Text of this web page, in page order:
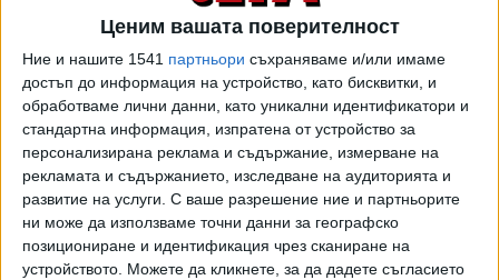
Ценим вашата поверителност
Ние и нашите 1541 партньори съхраняваме и/или имаме
достъп до информация на устройство, като бисквитки, и
обработваме лични данни, като уникални идентификатори и
стандартна информация, изпратена от устройство за
персонализирана реклама и съдържание, измерване на
рекламата и съдържанието, изследване на аудиторията и
развитие на услуги. С ваше разрешение ние и партньорите
ни може да използваме точни данни за географско
позициониране и идентификация чрез сканиране на
устройството. Можете да кликнете, за да дадете съгласието
така може да имаме икономически, социални и
екологични резултати". Това коментира Милена
Драгийска, изп. директор на Lidl България, давайки
пример от преди 15 г. - тогава Lidl са имали 14 магазина,
обслужвани от 75 камиона, докато сега 143-те им
магазина се снабдяват от 100 камиона. По думите й
устойчивостта е и прозрачност: "Изследваме плодовете
и зеленчуците ни за над 800 пестициди, но ако те бъдат
конфронтирани с контрабанда, внесена от "Кап.
Андреево, производителите ни няма да имат този